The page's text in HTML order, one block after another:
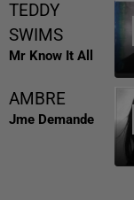
TEDDY
SWIMS
Mr Know It All
AMBRE
Jme Demande